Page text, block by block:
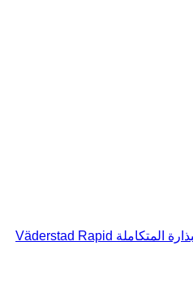
البذارة المتكاملة Väderstad Rapid